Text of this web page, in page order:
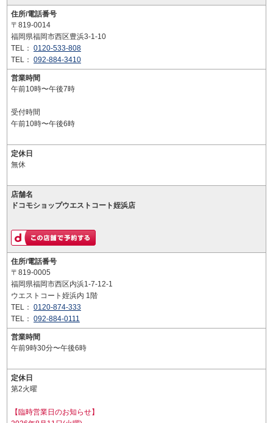
住所/電話番号
〒819-0014
福岡県福岡市西区豊浜3-1-10
TEL： 0120-533-808
TEL： 092-884-3410
営業時間
午前10時〜午後7時
受付時間
午前10時〜午後6時
定休日
無休
店舗名
ドコモショップウエストコート姪浜店
住所/電話番号
〒819-0005
福岡県福岡市西区内浜1-7-12-1
ウエストコート姪浜内 1階
TEL： 0120-874-333
TEL： 092-884-0111
営業時間
午前9時30分〜午後6時
定休日
第2火曜
【臨時営業日のお知らせ】